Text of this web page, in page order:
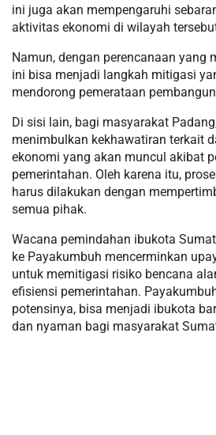
ini juga akan mempengaruhi
aktivitas ekonomi di wilayah
Namun, dengan perencanaan yang
ini bisa menjadi langkah mitigasi
mendorong pemerataan
Di sisi lain, bagi masyarakat
menimbulkan kekhawatiran terkait
ekonomi yang akan muncul akibat
pemerintahan. Oleh karena itu,
harus dilakukan dengan
semua pihak.
Wacana pemindahan ibukota
ke Payakumbuh mencerminkan
untuk memitigasi risiko bencana
efisiensi pemerintahan.
potensinya, bisa menjadi ibukota
dan nyaman bagi masyarakat